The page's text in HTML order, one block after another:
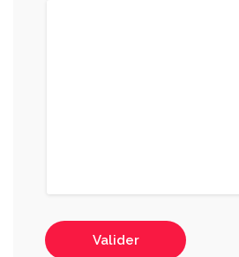
Valider